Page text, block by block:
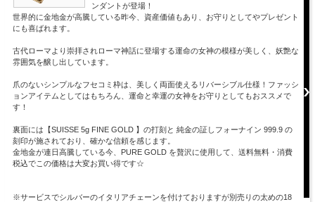
ンダントが登場！
世界的に金地金が高騰している昨今、資産価値もあり、お守りとしてやプレゼント
にも喜ばれます。
古代ローマより崇拝されローマ神話に登場する運命の女神の模様が美しく、妖艶な
雰囲気を醸し出しています。
爪のないシンプルなフセコミ枠は、美しく両面使えるリバーシブル仕様！ファッシ
ョンアイテムとしてはもちろん、運命と幸運の女神をお守りとしてもおススメで
す！
裏面には【SUISSE 5g FINE GOLD 】の打刻と 純金の証しフォーナイン 999.9 の
刻印が施されており、確かな信頼を感じます。
金地金が連日高騰している今、PURE GOLD を贅沢に使用して、送料無料・消費
税込でこの価格は大変お買い得です☆
※サービスでシルバーのイタリアチェーンを付けておりますが別売りの太めの18